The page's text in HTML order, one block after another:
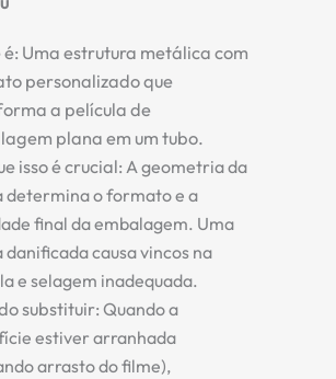
é: Uma estrutura metálica com
personalizado que
a película de
plana em um tubo.
isso é crucial: A geometria da
determina o formato e a
final da embalagem. Uma
causa vincos na
e selagem inadequada.
substituir: Quando a
estiver arranhada
arrasto do filme),